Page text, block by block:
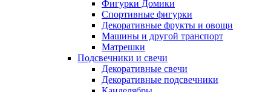
Фигурки Домики
Спортивные фигурки
Декоративные фрукты и овощи
Машины и другой транспорт
Матрешки
Подсвечники и свечи
Декоративные свечи
Декоративные подсвечники